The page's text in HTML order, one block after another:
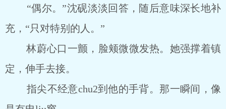
“偶尔。”沈砚淡淡回答，随后意味深长地补
充，“只对特别的人。”
林蔚心口一颤，脸颊微微发热。她强撑着镇
定，伸手去接。
指尖不经意chu2到他的手背。那一瞬间，像